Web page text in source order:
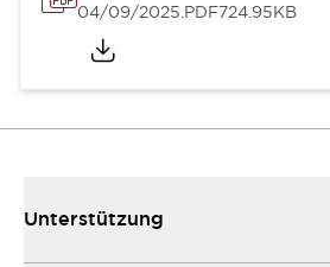
04/09/2025.PDF724.95KB
Unterstützung